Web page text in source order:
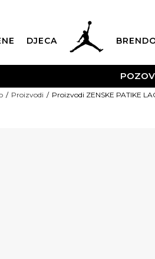
DJECA
POZOVITE
Proizvodi Proizvodi ZENSKE PATIKE